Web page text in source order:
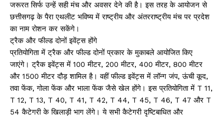
जरूरत सिर्फ उन्हें सही मंच और अवसर देने की है। इस तरह के आयोजन से
छत्तीसगढ़ के पैरा एथलीट भविष्य में राष्ट्रीय और अंतरराष्ट्रीय मंच पर प्रदेश
का नाम रोशन कर सकेंगे।
ट्रैक और फील्ड दोनों इवेंट्स होंगे
प्रतियोगिता में ट्रैक और फील्ड दोनों प्रकार के मुकाबले आयोजित किए
जाएंगे। ट्रैक इवेंट्स में 100 मीटर, 200 मीटर, 400 मीटर, 800 मीटर
और 1500 मीटर दौड़ शामिल है। वहीं फील्ड इवेंट्स में लॉन्ग जंप, ऊंची कूद,
तवा फेंक, गोला फेंक और भाला फेंक जैसे खेल होंगे। इस प्रतियोगिता में T 11,
T 12, T 13, T 40, T 41, T 42, T 44, T 45, T 46, T 47 और T
54 कैटेगरी के खिलाड़ी भाग लेंगे। ये सभी कैटेगरी दृष्टिबाधित और